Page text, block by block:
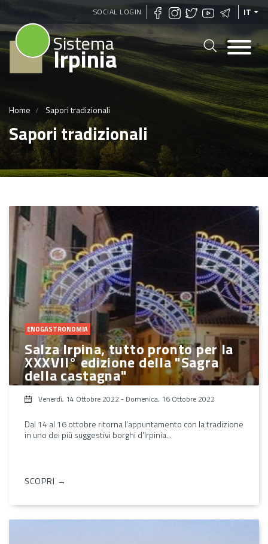
Salta
al
contenuto
principale
SOCIAL LOGIN IT
Sistema
Irpinia
Home Sapori tradizionali
Sapori tradizionali
ENOGASTRONOMIA
Salza Irpina, tutto pronto per la
XXXVII° edizione della "Sagra
della castagna"
Venerdì, 14 Ottobre 2022 - Domenica, 16 Ottobre 2022
Dal 14 al 16 ottobre ritorna l'appuntamento con la tradizione
in uno dei più suggestivi borghi d'Irpinia...
SCOPRI →